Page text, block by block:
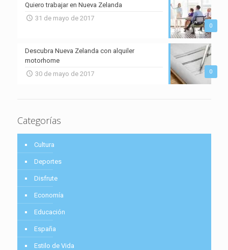
0
Quiero trabajar en Nueva Zelanda
31 de mayo de 2017
0
Descubra Nueva Zelanda con alquiler
motorhome
30 de mayo de 2017
Categorías
Cultura
Deportes
Disfrute
Economía
Educación
España
Estilo de Vida